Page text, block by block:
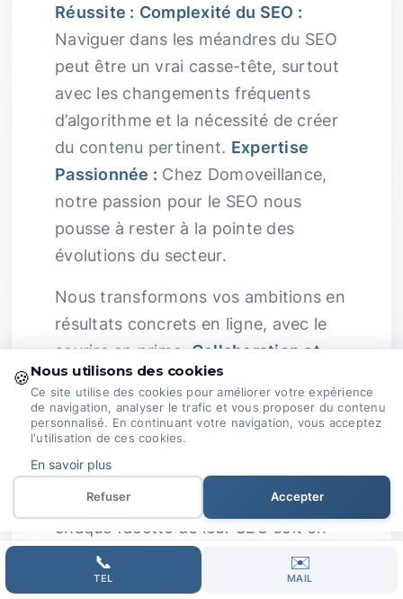
Réussite : Complexité du SEO :
Naviguer dans les méandres du SEO
peut être un vrai casse-tête, surtout
avec les changements fréquents
d’algorithme et la nécessité de créer
du contenu pertinent. Expertise
Passionnée : Chez Domoveillance,
notre passion pour le SEO nous
pousse à rester à la pointe des
évolutions du secteur.
Nous transformons vos ambitions en
résultats concrets en ligne, avec le
sourire en prime. Collaboration et
Communication :Nous croyons
fermement en la puissance de la
collaboration.
Travaillant côte à côte avec nos
clients, nous veillons à ce que
chaque facette de leur SEO soit en
phase avec leurs objectifs
commerciaux.
📞
TEL
✉️
MAIL
🍪Nous utilisons des cookies
Ce site utilise des cookies pour améliorer votre expérience
de navigation, analyser le trafic et vous proposer du contenu
personnalisé. En continuant votre navigation, vous acceptez
l'utilisation de ces cookies.
En savoir plus
Refuser Accepter